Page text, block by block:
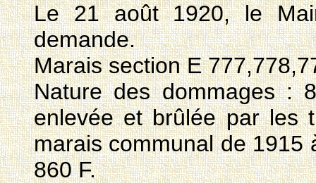
Le 21 août 1920, le
demande.
Marais section E
Nature des dommages :
enlevée et brûlée par les
marais communal de 1915
860 F.